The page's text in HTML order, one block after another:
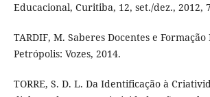
Educacional, Curitiba, 12, set./dez., 2012,
TARDIF, M. Saberes Docentes e Formação
Petrópolis: Vozes, 2014.
TORRE, S. D. L. Da Identificação à